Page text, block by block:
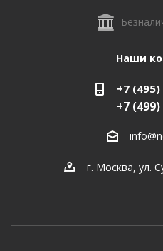
Наши
+7
+7
г. Москва, ул.